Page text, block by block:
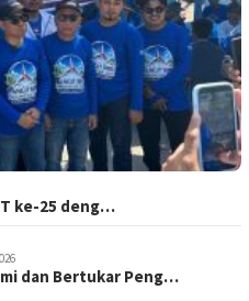
ke-25 deng…
dan Bertukar Peng…